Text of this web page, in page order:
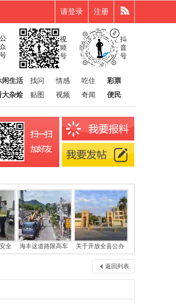
请登录 注册
闲生活 找问 情感 吃住
彩票
大杂烩
贴图 视频 奇闻 便民
全 海丰这道路限高车 关于开放全县公办
返回列表